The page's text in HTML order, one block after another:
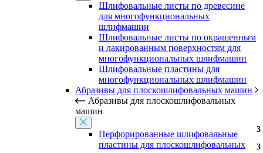
Шлифовальные листы по древесине
для многофункциональных
шлифмашин
Шлифовальные листы по окрашенным
и лакированным поверхностям для
многофункциональных шлифмашин
Шлифовальные пластины для
многофункциональных шлифмашин
Абразивы для плоскошлифовальных машин
Абразивы для плоскошлифовальных
машин
Перфорированные шлифовальные
пластины для плоскошлифовальных
3
3
3
3